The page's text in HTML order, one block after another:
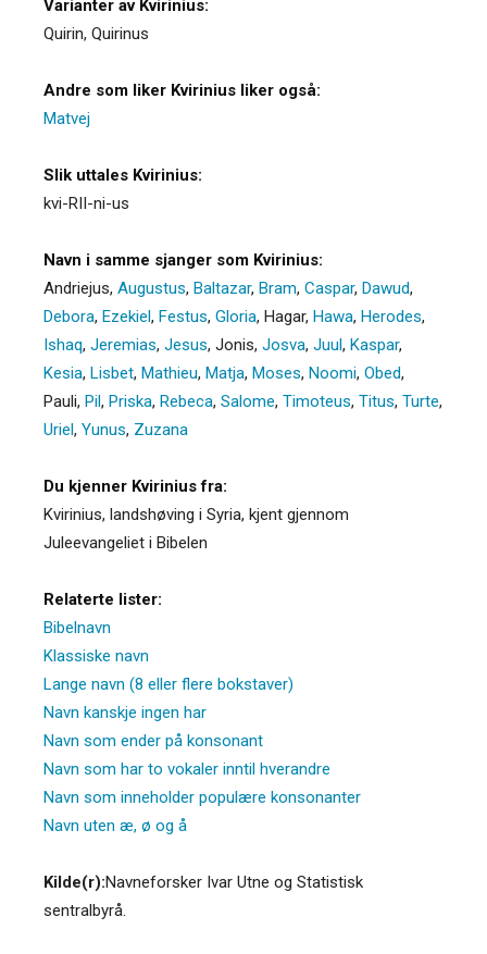
Varianter av Kvirinius:
Quirin, Quirinus
Andre som liker Kvirinius liker også:
Matvej
Slik uttales Kvirinius:
kvi-RII-ni-us
Navn i samme sjanger som Kvirinius:
Andriejus, Augustus, Baltazar, Bram, Caspar, Dawud,
Debora, Ezekiel, Festus, Gloria, Hagar, Hawa, Herodes,
Ishaq, Jeremias, Jesus, Jonis, Josva, Juul, Kaspar,
Kesia, Lisbet, Mathieu, Matja, Moses, Noomi, Obed,
Pauli, Pil, Priska, Rebeca, Salome, Timoteus, Titus, Turte,
Uriel, Yunus, Zuzana
Du kjenner Kvirinius fra:
Kvirinius, landshøving i Syria, kjent gjennom
Juleevangeliet i Bibelen
Relaterte lister:
Bibelnavn
Klassiske navn
Lange navn (8 eller flere bokstaver)
Navn kanskje ingen har
Navn som ender på konsonant
Navn som har to vokaler inntil hverandre
Navn som inneholder populære konsonanter
Navn uten æ, ø og å
Kilde(r):Navneforsker Ivar Utne og Statistisk
sentralbyrå.